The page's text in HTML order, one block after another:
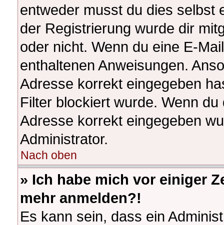
entweder musst du dies selbst
der Registrierung wurde dir
oder nicht. Wenn du eine E-
enthaltenen Anweisungen.
Adresse korrekt eingegeben
Filter blockiert wurde. Wenn
Adresse korrekt eingegeben
Administrator.
Nach oben
» Ich habe mich vor einiger
mehr anmelden?!
Es kann sein, dass ein